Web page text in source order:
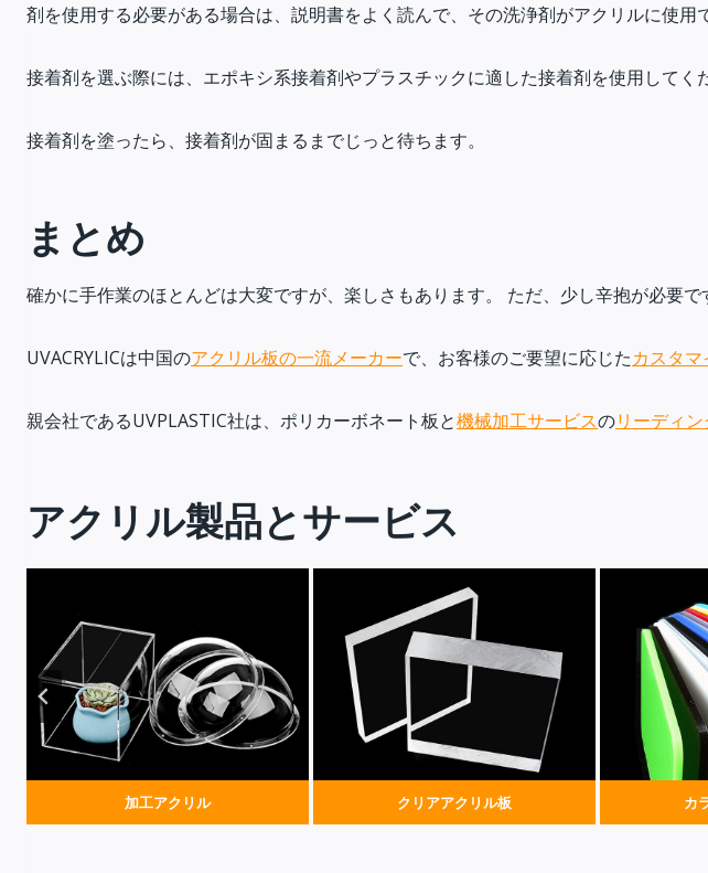
剤を使用する必要がある場合は、説明書をよく読んで、その洗浄剤がアクリルに使
接着剤を選ぶ際には、エポキシ系接着剤やプラスチックに適した接着剤を使用して
接着剤を塗ったら、接着剤が固まるまでじっと待ちます。
まとめ
確かに手作業のほとんどは大変ですが、楽しさもあります。 ただ、少し辛抱が必要
UVACRYLICは中国のアクリル板の一流メーカーで、お客様のご要望に応じたカスタマ
親会社であるUVPLASTIC社は、ポリカーボネート板と機械加工サービスのリーディ
アクリル製品とサービス
加工アクリル クリアアクリル板 カ